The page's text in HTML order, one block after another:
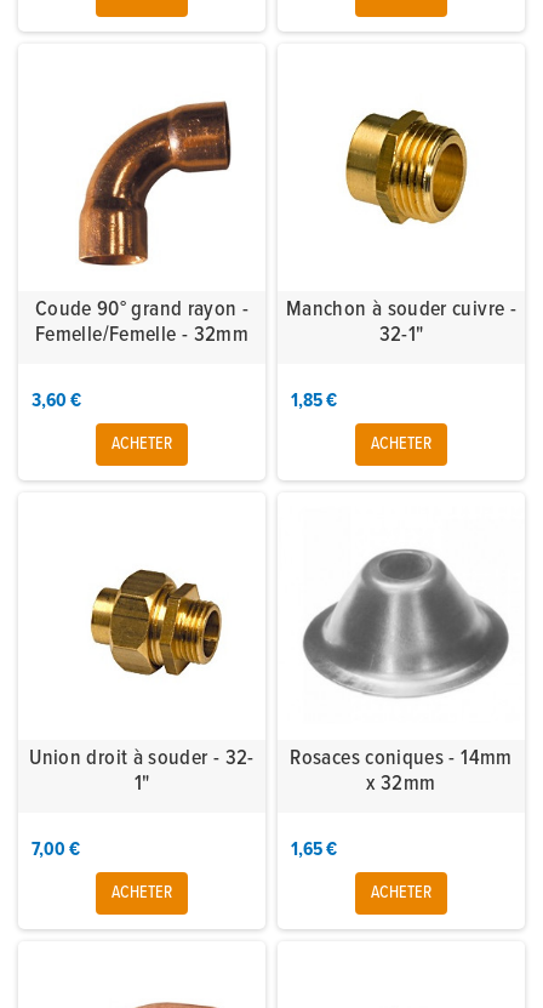
Coude 90° grand rayon -
Femelle/Femelle - 32mm
3,60 €
ACHETER
Manchon à souder cuivre -
32-1"
1,85 €
ACHETER
Union droit à souder - 32-
1"
7,00 €
ACHETER
Rosaces coniques - 14mm
x 32mm
1,65 €
ACHETER